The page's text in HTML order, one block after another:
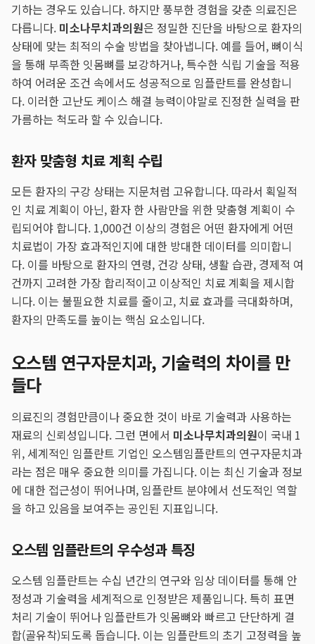
기하는 경우도 있습니다. 하지만 풍부한 경험을 갖춘 의료진은
다릅니다. 미소나무치과의원은 정밀한 진단을 바탕으로 환자의
상태에 맞는 최적의 수술 방법을 찾아냅니다. 예를 들어, 뼈이식
을 통해 부족한 잇몸뼈를 보강하거나, 특수한 식립 기술을 적용
하여 어려운 조건 속에서도 성공적으로 임플란트를 완성합니
다. 이러한 고난도 케이스 해결 능력이야말로 진정한 실력을 판
가름하는 척도라 할 수 있습니다.
환자 맞춤형 치료 계획 수립
모든 환자의 구강 상태는 지문처럼 고유합니다. 따라서 획일적
인 치료 계획이 아닌, 환자 한 사람만을 위한 맞춤형 계획이 수
립되어야 합니다. 1,000건 이상의 경험은 어떤 환자에게 어떤
치료법이 가장 효과적인지에 대한 방대한 데이터를 의미합니
다. 이를 바탕으로 환자의 연령, 건강 상태, 생활 습관, 경제적 여
건까지 고려한 가장 합리적이고 이상적인 치료 계획을 제시합
니다. 이는 불필요한 치료를 줄이고, 치료 효과를 극대화하며,
환자의 만족도를 높이는 핵심 요소입니다.
오스템 연구자문치과, 기술력의 차이를 만
들다
의료진의 경험만큼이나 중요한 것이 바로 기술력과 사용하는
재료의 신뢰성입니다. 그런 면에서 미소나무치과의원이 국내 1
위, 세계적인 임플란트 기업인 오스템임플란트의 연구자문치과
라는 점은 매우 중요한 의미를 가집니다. 이는 최신 기술과 정보
에 대한 접근성이 뛰어나며, 임플란트 분야에서 선도적인 역할
을 하고 있음을 보여주는 공인된 지표입니다.
오스템 임플란트의 우수성과 특징
오스템 임플란트는 수십 년간의 연구와 임상 데이터를 통해 안
정성과 기술력을 세계적으로 인정받은 제품입니다. 특히 표면
처리 기술이 뛰어나 임플란트가 잇몸뼈와 빠르고 단단하게 결
합(골유착)되도록 돕습니다. 이는 임플란트의 초기 고정력을 높